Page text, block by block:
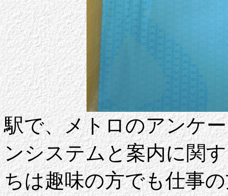
駅で、メトロのアンケ
ンシステムと案内に関
ちは趣味の方でも仕事